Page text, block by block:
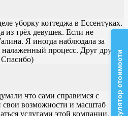
уборку коттеджа в Ессентуках.
из трёх девушек. Если не
Я иногда наблюдала за
процесс. Друг другу
что сами справимся с
возможности и масштаб
услугами этой компании. Все
Калькулятор стоимости